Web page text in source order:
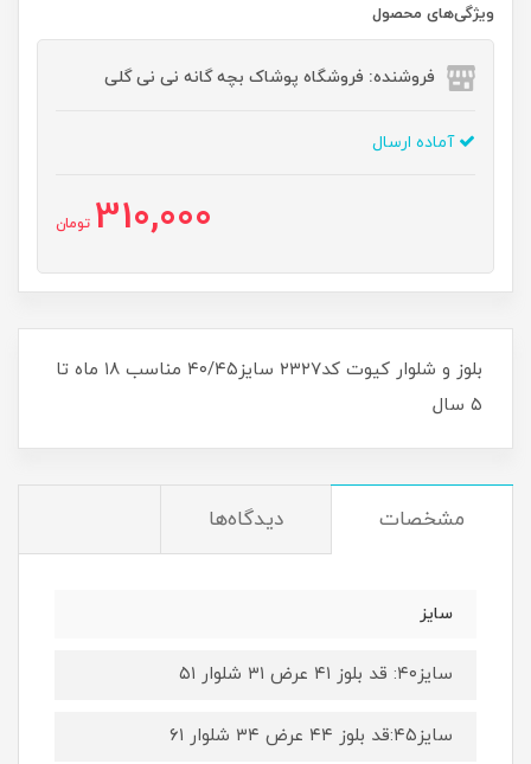
ویژگی‌های محصول
فروشنده: فروشگاه پوشاک بچه گانه نی نی گلی
آماده ارسال
310,000 تومان
بلوز و شلوار کیوت کد۲۳۲۷ سایز۴۰/۴۵ مناسب ۱۸ ماه تا
۵ سال
مشخصات دیدگاه‌ها
سایز
سایز۴۰: قد بلوز ۴۱ عرض ۳۱ شلوار ۵۱
سایز۴۵:قد بلوز ۴۴ عرض ۳۴ شلوار ۶۱